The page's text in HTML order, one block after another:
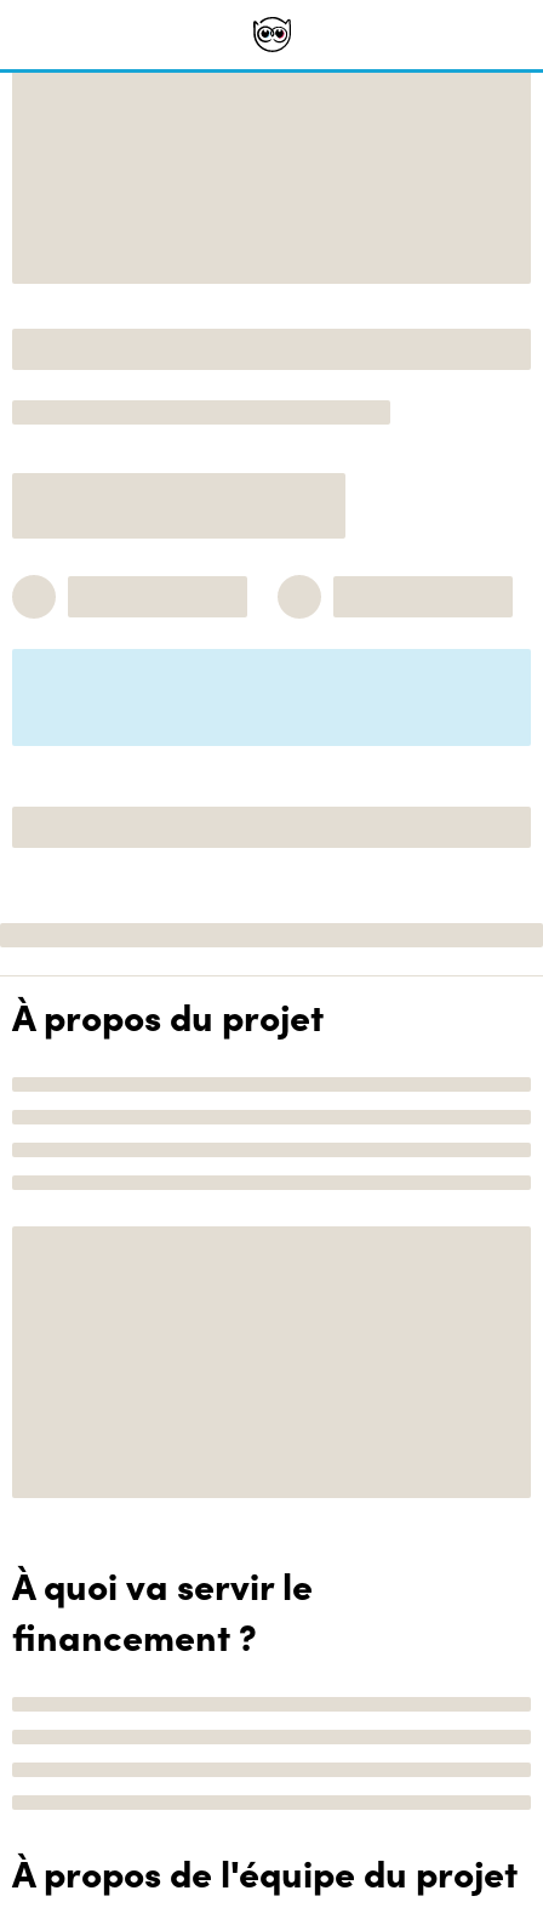
À propos du projet
À quoi va servir le
financement ?
À propos de l'équipe du projet